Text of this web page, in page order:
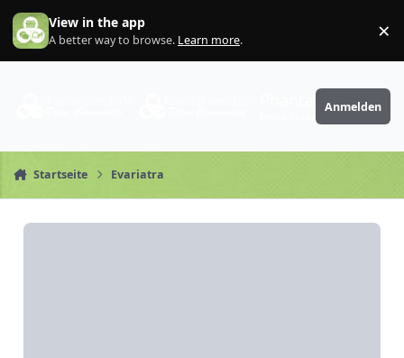
Zum Inhalt springen
View in the app
A better way to browse. Learn more. ×
PhantaFriends.de
Anmelden
Startseite Evariatra